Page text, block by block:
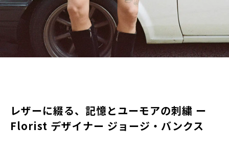
レザーに綴る、記憶とユーモアの刺繍 ー
Florist デザイナー ジョージ・バンクス